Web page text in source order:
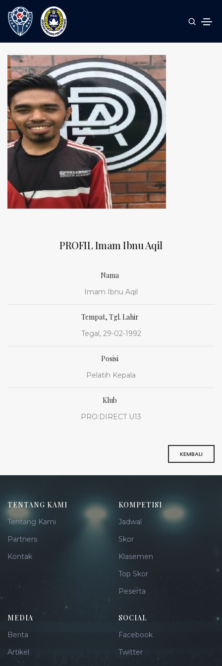
PROFIL Imam Ibnu Aqil
Nama
Imam Ibnu Aqil
Tempat, Tgl. Lahir
Tegal, 29-02-1992
Posisi
Pelatih Kepala
Klub
PRO:DIRECT U13
KEMBALI
TENTANG KAMI
Tentang Kami
Partners
Kontak
KOMPETISI
Jadwal
Skor
Klasemen
Top Skor
Peserta
MEDIA
Berita
Artikel
SOCIAL
Facebook
Twitter